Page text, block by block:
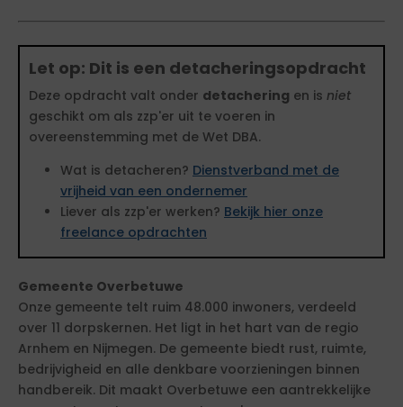
Let op: Dit is een detacheringsopdracht
Deze opdracht valt onder detachering en is niet
geschikt om als zzp'er uit te voeren in
overeenstemming met de Wet DBA.
Wat is detacheren? Dienstverband met de
vrijheid van een ondernemer
Liever als zzp'er werken? Bekijk hier onze
freelance opdrachten
Gemeente Overbetuwe
Onze gemeente telt ruim 48.000 inwoners, verdeeld
over 11 dorpskernen. Het ligt in het hart van de regio
Arnhem en Nijmegen. De gemeente biedt rust, ruimte,
bedrijvigheid en alle denkbare voorzieningen binnen
handbereik. Dit maakt Overbetuwe een aantrekkelijke